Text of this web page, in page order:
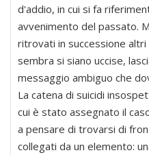
d'addio, in cui si fa
avvenimento del passato.
ritrovati in successione
sembra si siano uccise,
messaggio ambiguo che
La catena di suicidi
cui è stato assegnato il
a pensare di trovarsi di
collegati da un elemento: